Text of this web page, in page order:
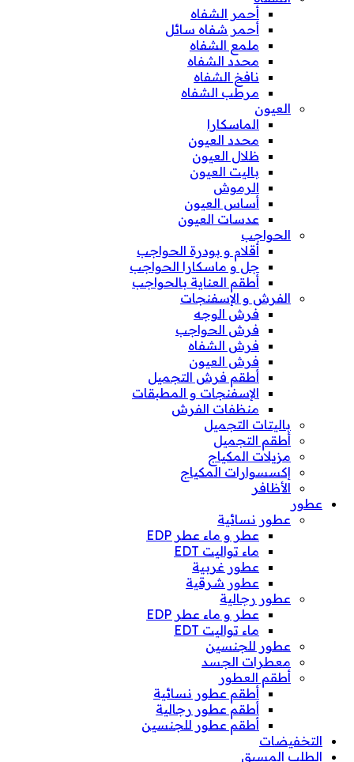
أحمر الشفاه
أحمر شفاه سائل
ملمع الشفاه
محدد الشفاه
نافخ الشفاه
مرطب الشفاه
العيون
الماسكارا
محدد العيون
ظلال العيون
باليت العيون
الرموش
أساس العيون
عدسات العيون
الحواجب
أقلام و بودرة الحواجب
جل و ماسكارا الحواجب
أطقم العناية بالحواجب
الفرش و الإسفنجات
فرش الوجه
فرش الحواجب
فرش الشفاه
فرش العيون
أطقم فرش التجميل
الإسفنجات و المطبقات
منظفات الفرش
باليتات التجميل
أطقم التجميل
مزيلات المكياج
إكسسوارات المكياج
الأظافر
عطور
عطور نسائية
عطر و ماء عطر EDP
ماء تواليت EDT
عطور غربية
عطور شرقية
عطور رجالية
عطر و ماء عطر EDP
ماء تواليت EDT
عطور للجنسين
معطرات الجسد
أطقم العطور
أطقم عطور نسائية
أطقم عطور رجالية
أطقم عطور للجنسين
التخفيضات
الطلب المسبق